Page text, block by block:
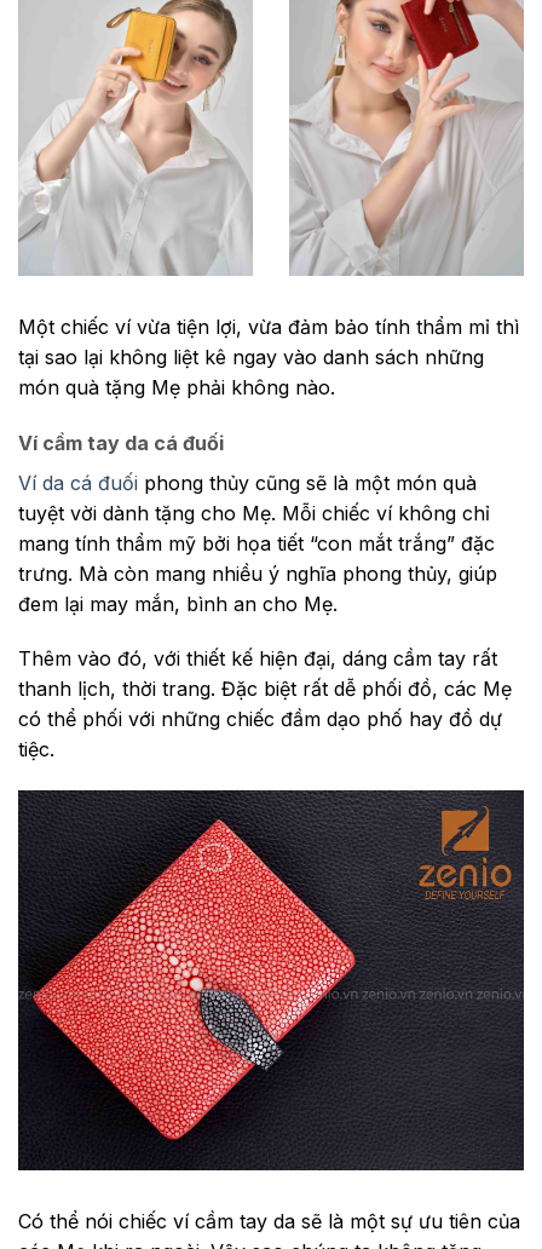
Một chiếc ví vừa tiện lợi, vừa đảm bảo tính thẩm mỉ thì
tại sao lại không liệt kê ngay vào danh sách những
món quà tặng Mẹ phải không nào.
Ví cầm tay da cá đuối
Ví da cá đuối phong thủy cũng sẽ là một món quà
tuyệt vời dành tặng cho Mẹ. Mỗi chiếc ví không chỉ
mang tính thẩm mỹ bởi họa tiết “con mắt trắng” đặc
trưng. Mà còn mang nhiều ý nghĩa phong thủy, giúp
đem lại may mắn, bình an cho Mẹ.
Thêm vào đó, với thiết kế hiện đại, dáng cầm tay rất
thanh lịch, thời trang. Đặc biệt rất dễ phối đồ, các Mẹ
có thể phối với những chiếc đầm dạo phố hay đồ dự
tiệc.
Có thể nói chiếc ví cầm tay da sẽ là một sự ưu tiên của